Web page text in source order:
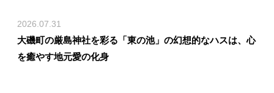
2026.07.31
大磯町の厳島神社を彩る「東の池」の幻想的なハスは、心
を癒やす地元愛の化身